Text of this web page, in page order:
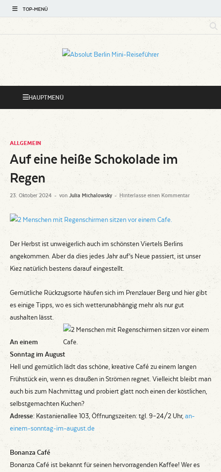
TOP-MENÜ
Absolut
Berlin Mini-
HAUPTMENÜ
ALLGEMEIN
Auf eine heiße Schokolade im
Regen
23. Oktober 2024 - von Julia Michalowsky - Hinterlasse einen Kommentar
Der Herbst ist unweigerlich auch im schönsten Viertels Berlins
angekommen. Aber da dies jedes Jahr auf’s Neue passiert, ist unser
Kiez natürlich bestens darauf eingestellt.
Gemütliche Rückzugsorte häufen sich im Prenzlauer Berg und hier gibt
es einige Tipps, wo es sich wetterunabhängig mehr als nur gut
aushalten lässt.
An einem
Sonntag im August
Hell und gemütlich lädt das schöne, kreative Café zu einem langen
Frühstück ein, wenn es draußen in Strömen regnet. Vielleicht bleibt man
auch bis zum Nachmittag und probiert glatt noch einen der köstlichen,
selbstgemachten Kuchen?
Adresse: Kastanienallee 103, Öffnungszeiten: tgl. 9–24/2 Uhr,an-
einem-sonntag-im-august.de
Bonanza Café
Bonanza Café ist bekannt für seinen hervorragenden Kaffee! Wer es